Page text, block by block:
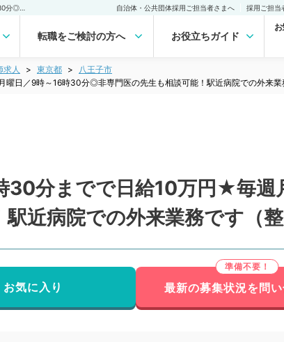
自治体・公共団体採用ご担当者さまへ 採用ご担当
転職をご検討の方へ お役立ちガイド
人 東京都
八王子市
日／9時～16時30分◎非専門医の先生も相談可能！駅近病院での外来業
30分までで日給10万円★毎
近病院での外来業務です（整
お気に入り 最新の募集状況を問